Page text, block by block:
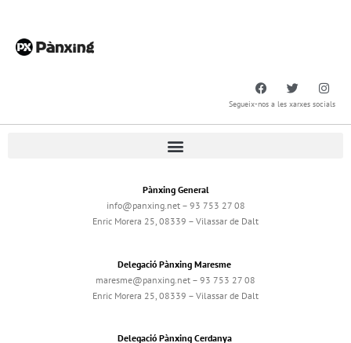
Segueix-nos a les xarxes socials
Pànxing General
info@panxing.net – 93 753 27 08
Enric Morera 25, 08339 – Vilassar de Dalt
Delegació Pànxing Maresme
maresme@panxing.net – 93 753 27 08
Enric Morera 25, 08339 – Vilassar de Dalt
Delegació Pànxing Cerdanya